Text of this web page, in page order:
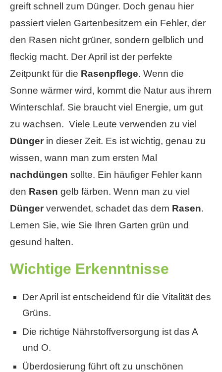
greift schnell zum Dünger. Doch genau hier
passiert vielen Gartenbesitzern ein Fehler, der
den Rasen nicht grüner, sondern gelblich und
fleckig macht. Der April ist der perfekte
Zeitpunkt für die Rasenpflege. Wenn die
Sonne wärmer wird, kommt die Natur aus ihrem
Winterschlaf. Sie braucht viel Energie, um gut
zu wachsen. Viele Leute verwenden zu viel
Dünger in dieser Zeit. Es ist wichtig, genau zu
wissen, wann man zum ersten Mal
nachdüngen sollte. Ein häufiger Fehler kann
den Rasen gelb färben. Wenn man zu viel
Dünger verwendet, schadet das dem Rasen.
Lernen Sie, wie Sie Ihren Garten grün und
gesund halten.
Wichtige Erkenntnisse
Der April ist entscheidend für die Vitalität des
Grüns.
Die richtige Nährstoffversorgung ist das A
und O.
Überdosierung führt oft zu unschönen